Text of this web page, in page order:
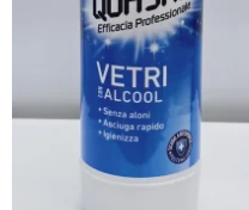
Bere italiana
Vinuri italiene
Bauturi aperitive, alcoolice
Apa italiana
Sucuri si bauturi racoritoare